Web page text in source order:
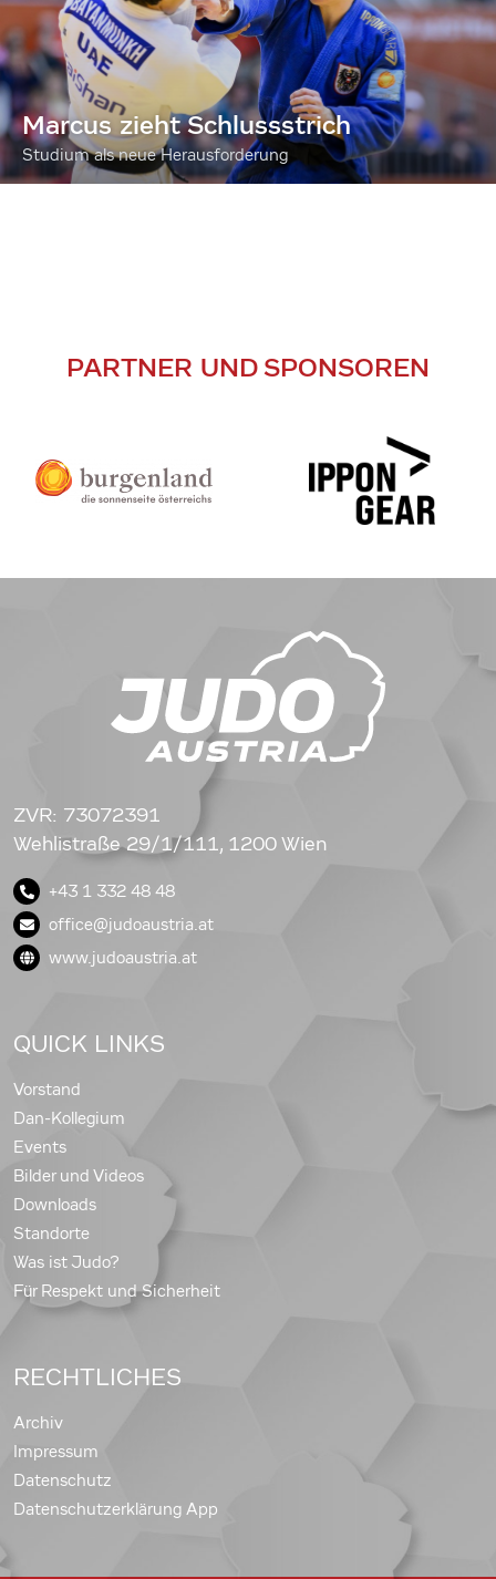
Marcus zieht Schlussstrich
Studium als neue Herausforderung
PARTNER UND SPONSOREN
ZVR: 73072391
Wehlistraße 29/1/111, 1200 Wien
+43 1 332 48 48
office@judoaustria.at
www.judoaustria.at
QUICK LINKS
Vorstand
Dan-Kollegium
Events
Bilder und Videos
Downloads
Standorte
Was ist Judo?
Für Respekt und Sicherheit
RECHTLICHES
Archiv
Impressum
Datenschutz
Datenschutzerklärung App